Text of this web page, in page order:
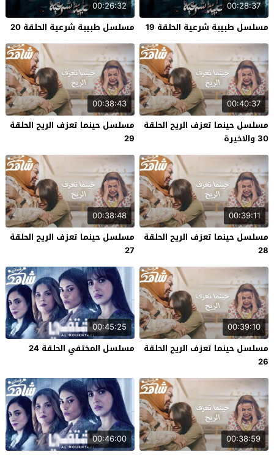
00:28:37
مسلسل طبيبة شرعية الحلقة 19
00:26:32
مسلسل طبيبة شرعية الحلقة 20
00:40:37
مسلسل حينما تعزف الريح الحلقة
30 والاخيرة
00:38:43
مسلسل حينما تعزف الريح الحلقة
29
00:39:11
مسلسل حينما تعزف الريح الحلقة
28
00:38:48
مسلسل حينما تعزف الريح الحلقة
27
00:39:10
مسلسل حينما تعزف الريح الحلقة
26
00:45:25
مسلسل المختفي الحلقة 24
00:38:59
00:46:00